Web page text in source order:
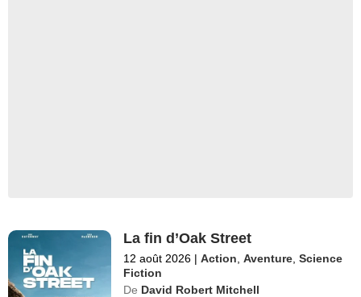
La fin d’Oak Street
12 août 2026 | Action ,Aventure ,Science
Fiction
De David Robert Mitchell